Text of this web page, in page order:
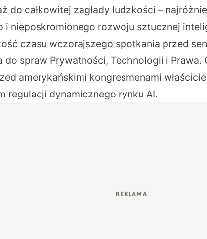
do całkowitej zagłady ludzkości –
i nieposkromionego rozwoju sztucznej
czasu wczorajszego spotkania przed
do spraw Prywatności, Technologii i Prawa.
amerykańskimi kongresmenami
regulacji dynamicznego rynku AI.